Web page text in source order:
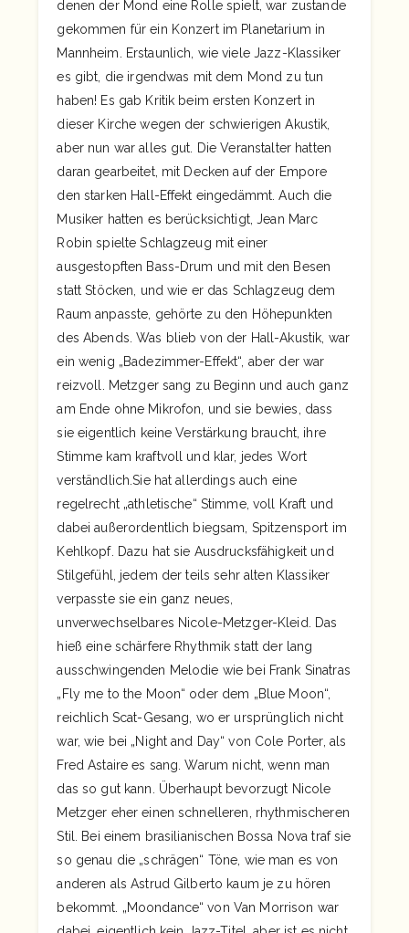
denen der Mond eine Rolle spielt, war zustande
gekommen für ein Konzert im Planetarium in
Mannheim. Erstaunlich, wie viele Jazz-Klassiker
es gibt, die irgendwas mit dem Mond zu tun
haben! Es gab Kritik beim ersten Konzert in
dieser Kirche wegen der schwierigen Akustik,
aber nun war alles gut. Die Veranstalter hatten
daran gearbeitet, mit Decken auf der Empore
den starken Hall-Effekt eingedämmt. Auch die
Musiker hatten es berücksichtigt, Jean Marc
Robin spielte Schlagzeug mit einer
ausgestopften Bass-Drum und mit den Besen
statt Stöcken, und wie er das Schlagzeug dem
Raum anpasste, gehörte zu den Höhepunkten
des Abends. Was blieb von der Hall-Akustik, war
ein wenig „Badezimmer-Effekt“, aber der war
reizvoll. Metzger sang zu Beginn und auch ganz
am Ende ohne Mikrofon, und sie bewies, dass
sie eigentlich keine Verstärkung braucht, ihre
Stimme kam kraftvoll und klar, jedes Wort
verständlich.Sie hat allerdings auch eine
regelrecht „athletische“ Stimme, voll Kraft und
dabei außerordentlich biegsam, Spitzensport im
Kehlkopf. Dazu hat sie Ausdrucksfähigkeit und
Stilgefühl, jedem der teils sehr alten Klassiker
verpasste sie ein ganz neues,
unverwechselbares Nicole-Metzger-Kleid. Das
hieß eine schärfere Rhythmik statt der lang
ausschwingenden Melodie wie bei Frank Sinatras
„Fly me to the Moon“ oder dem „Blue Moon“,
reichlich Scat-Gesang, wo er ursprünglich nicht
war, wie bei „Night and Day“ von Cole Porter, als
Fred Astaire es sang. Warum nicht, wenn man
das so gut kann. Überhaupt bevorzugt Nicole
Metzger eher einen schnelleren, rhythmischeren
Stil. Bei einem brasilianischen Bossa Nova traf sie
so genau die „schrägen“ Töne, wie man es von
anderen als Astrud Gilberto kaum je zu hören
bekommt. „Moondance“ von Van Morrison war